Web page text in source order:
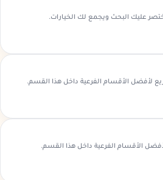
عليك البحث ويجمع لك الخيارات.
لأفضل الأقسام الفرعية داخل هذا القسم.
الأقسام الفرعية داخل هذا القسم.